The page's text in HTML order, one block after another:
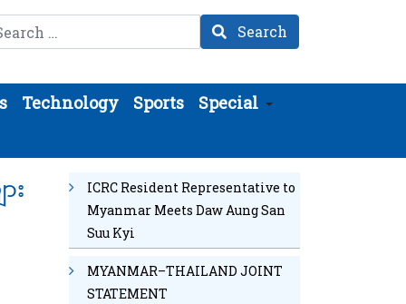
Search
Technology Sports Special
း
ICRC Resident Representative to
Myanmar Meets Daw Aung San
Suu Kyi
MYANMAR–THAILAND JOINT
STATEMENT